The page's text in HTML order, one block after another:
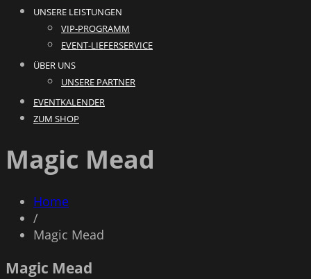
UNSERE LEISTUNGEN
VIP-PROGRAMM
EVENT-LIEFERSERVICE
ÜBER UNS
UNSERE PARTNER
EVENTKALENDER
ZUM SHOP
Magic Mead
Home
/
Magic Mead
Magic Mead